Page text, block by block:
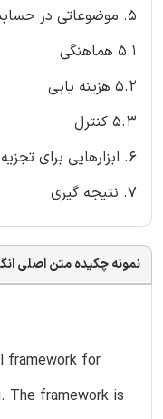
5. موضوعاتی در حسابداری مدیریت
5.1 هماهنگی
5.2 هزینه یابی
5.3 کنترل
6. ابزارهایی برای تجزیه و تحلیل استراتژیک
7. نتیجه گیری
نمونه چکیده متن اصلی
framework for
The framework is